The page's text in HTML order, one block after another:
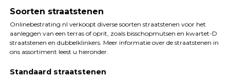
Soorten straatstenen
Onlinebestrating.nl verkoopt diverse soorten straatstenen voor het
aanleggen van een terras of oprit, zoals bisschopmutsen en kwartet-D
straatstenen en dubbelklinkers. Meer informatie over de straatstenen in
ons assortiment leest u hieronder.
Standaard straatstenen